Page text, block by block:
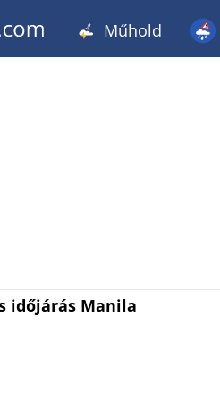
Műhold
időjárás Manila